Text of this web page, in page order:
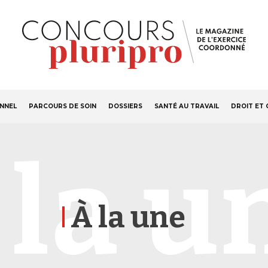
S'ABONNER
principale
PARCOURS DE SOIN DOSSIERS SANTÉ AU TRAVAIL DROIT ET
À la une
la